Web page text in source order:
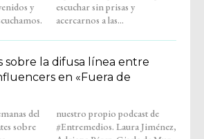
acercarnos a las...
sobre la difusa línea entre
en «Fuera de
del
sobre
de